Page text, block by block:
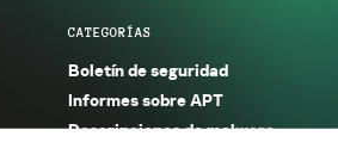
CATEGORÍAS
Boletín de seguridad
Informes sobre APT
Descripciones de malware